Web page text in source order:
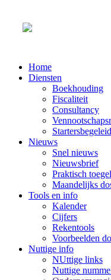
Home
Diensten
Boekhouding
Fiscaliteit
Consultancy
Nieuws
Snel nieuws
Nieuwsbrief
Praktisch
Maandelijks
Tools en info
Kalender
Cijfers
Rekentools
Voorbeelden
Nuttige info
NUttige links
Nuttige